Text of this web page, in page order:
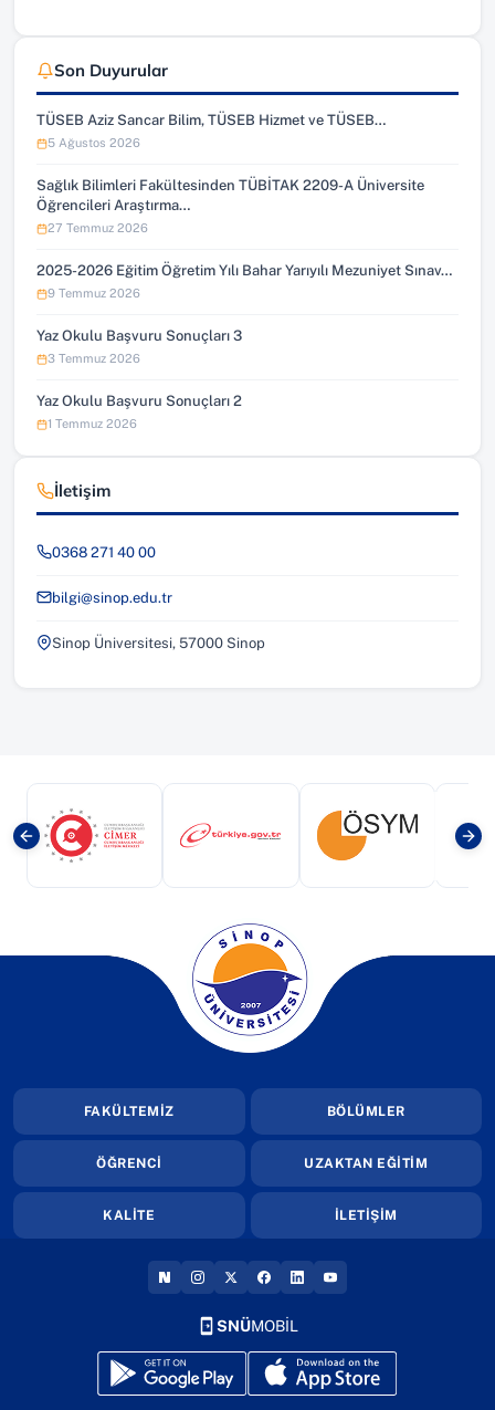
Son Duyurular
TÜSEB Aziz Sancar Bilim, TÜSEB Hizmet ve TÜSEB…
5 Ağustos 2026
Sağlık Bilimleri Fakültesinden TÜBİTAK 2209-A Üniversite
Öğrencileri Araştırma…
27 Temmuz 2026
2025-2026 Eğitim Öğretim Yılı Bahar Yarıyılı Mezuniyet Sınav…
9 Temmuz 2026
Yaz Okulu Başvuru Sonuçları 3
3 Temmuz 2026
Yaz Okulu Başvuru Sonuçları 2
1 Temmuz 2026
İletişim
0368 271 40 00
bilgi@sinop.edu.tr
Sinop Üniversitesi, 57000 Sinop
(yeni sekmede açılır)(yeni sekmede açılır)(yeni sekmede
(yeni sekmede açılır)
FAKÜLTEMİZ BÖLÜMLER
ÖĞRENCİ UZAKTAN EĞİTİM
KALİTE İLETİŞİM
(YENI SEKMEDE AÇILIR)
(YENI SEKMEDE AÇILIR)
(YENI SEKMEDE AÇILIR)
(YENI SEKMEDE AÇILIR)
(YENI SEKMEDE AÇILIR)
(YENI SEKMEDE
SNÜMOBİL
(yeni sekmede açılır)(yeni sekmede açılır)